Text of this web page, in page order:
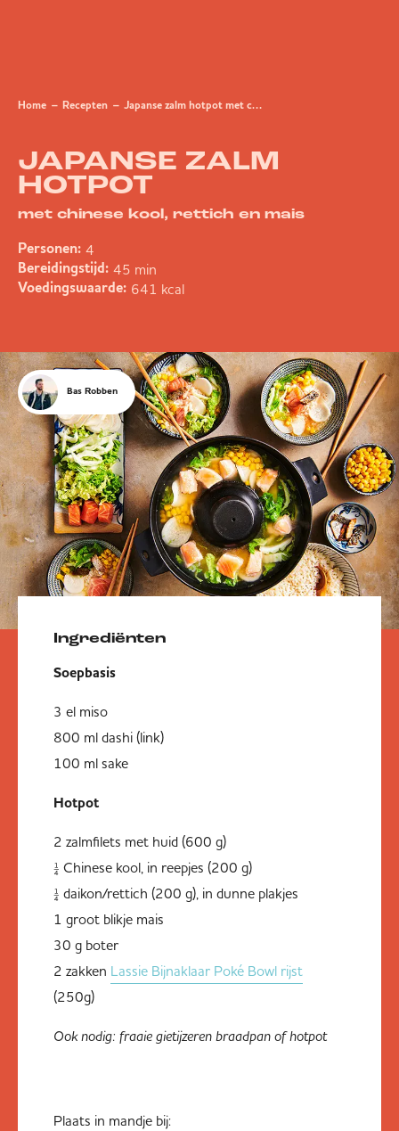
Home Recepten Japanse zalm hotpot met chinese kool, rettich en mais
JAPANSE ZALM
HOTPOT
met chinese kool, rettich en mais
Personen: 4
Bereidingstijd: 45 min
Voedingswaarde: 641 kcal
Bas Robben
Ingrediënten
Soepbasis
3 el miso
800 ml dashi (link)
100 ml sake
Hotpot
2 zalmfilets met huid (600 g)
¼ Chinese kool, in reepjes (200 g)
¼ daikon/rettich (200 g), in dunne plakjes
1 groot blikje mais
30 g boter
2 zakken Lassie Bijnaklaar Poké Bowl rijst
(250g)
Ook nodig: fraaie gietijzeren braadpan of hotpot
Plaats in mandje bij: